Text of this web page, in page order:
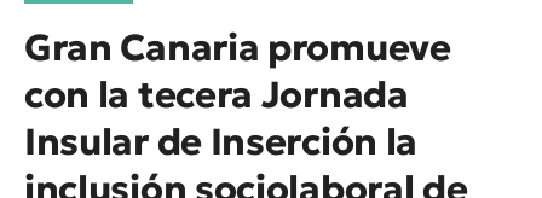
Gran Canaria promueve
con la tecera Jornada
Insular de Inserción la
inclusión sociolaboral de